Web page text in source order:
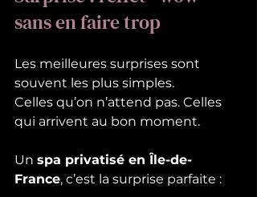
sans en faire trop
Les meilleures surprises sont
souvent les plus simples.
Celles qu’on n’attend pas. Celles
qui arrivent au bon moment.
Un spa privatisé en Île-de-
France, c’est la surprise parfaite :